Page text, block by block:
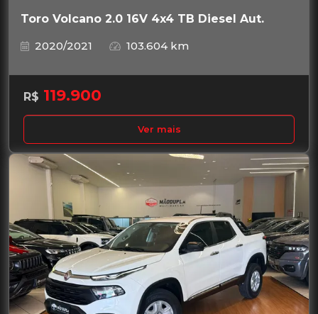
Toro Volcano 2.0 16V 4x4 TB Diesel Aut.
2020/2021
103.604 km
R$ 119.900
Ver mais